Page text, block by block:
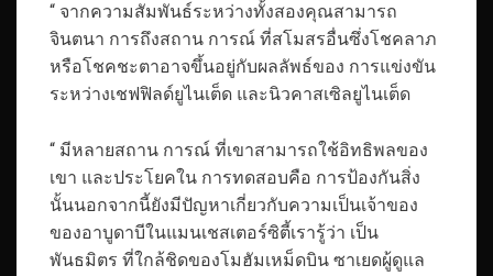
“ จากความสัมพันธ์ระหว่างทั้งสองคุณสามารถ
จินตนา การถึงสถาน การณ์ ที่สโมสรอื่นซึ่งโชคลาภ
หรือโชคชะตาอาจขึ้นอยู่กับผลลัพธ์ของ การแข่งขัน
ระหว่างเชฟฟิลด์ยูไนเต็ด และนิวคาสเซิลยูไนเต็ด
“ มีหลายสถาน การณ์ ที่เขาสามารถใช้อิทธิพลของ
เขา และประโยคใน การทดสอบคือ การป้องกันสิ่ง
นั้นนอกจากนี้ยังมีปัญหาเกี่ยวกับความเป็นเจ้าของ
ของอาบูดาบีในแมนเชสเตอร์ซิตี้เรารู้ว่า เป็น
พันธมิตร ที่ใกล้ชิดของโมฮัมเหม็ดบิน ซาเยดผู้ดูแล